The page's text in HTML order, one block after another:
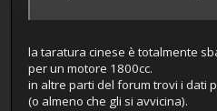
la taratura cinese è totalmente
per un motore 1800cc.
in altre parti del forum trovi i dati
(o almeno che gli si avvicina).